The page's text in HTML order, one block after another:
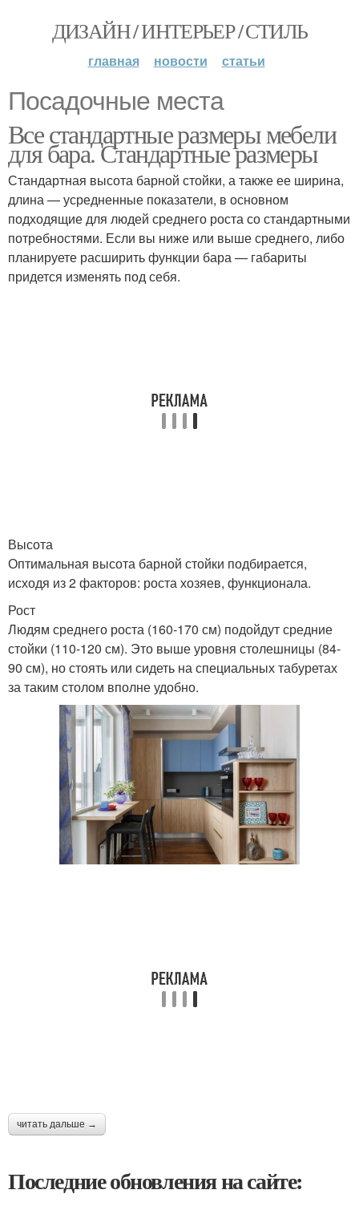
ДИЗАЙН / ИНТЕРЬЕР / СТИЛЬ
главная новости статьи
Посадочные места
Все стандартные размеры мебели
для бара. Стандартные размеры
Стандартная высота барной стойки, а также ее ширина,
длина — усредненные показатели, в основном
подходящие для людей среднего роста со стандартными
потребностями. Если вы ниже или выше среднего, либо
планируете расширить функции бара — габариты
придется изменять под себя.
Высота
Оптимальная высота барной стойки подбирается,
исходя из 2 факторов: роста хозяев, функционала.
Рост
Людям среднего роста (160-170 см) подойдут средние
стойки (110-120 см). Это выше уровня столешницы (84-
90 см), но стоять или сидеть на специальных табуретах
за таким столом вполне удобно.
читать дальше →
Последние обновления на сайте: